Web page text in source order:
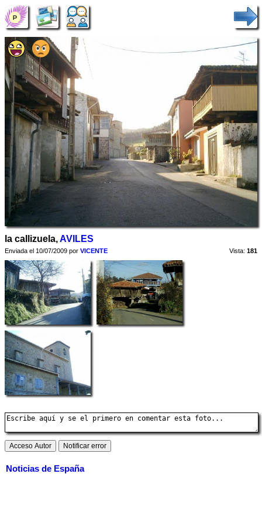
la callizuela,AVILES
Enviada el 10/07/2009 por VICENTE Vista: 181
Noticias de España